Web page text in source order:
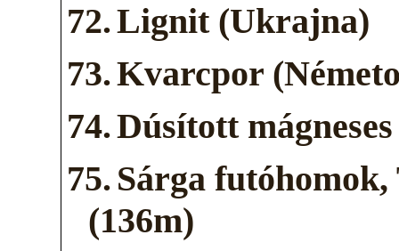
72.Lignit (Ukrajna)
73.Kvarcpor
74.Dúsított
75. Sárga
(136m)